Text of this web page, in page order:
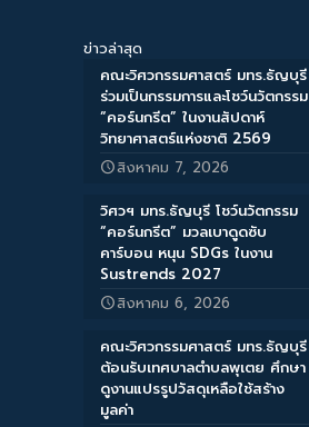
ข่าวล่าสุด
คณะวิศวกรรมศาสตร์ มทร.ธัญบุรี
ร่วมเป็นกรรมการและโชว์นวัตกรรม
“คอร์นกรีต” ในงานสัปดาห์
วิทยาศาสตร์แห่งชาติ 2569
สิงหาคม 7, 2026
วิศวฯ มทร.ธัญบุรี โชว์นวัตกรรม
“คอร์นกรีต” มวลเบาดูดซับ
คาร์บอน หนุน SDGs ในงาน
Sustrends 2027
สิงหาคม 6, 2026
คณะวิศวกรรมศาสตร์ มทร.ธัญบุรี
ต้อนรับเทศบาลตำบลพุเตย ศึกษา
ดูงานแปรรูปวัสดุเหลือใช้สร้าง
มูลค่า